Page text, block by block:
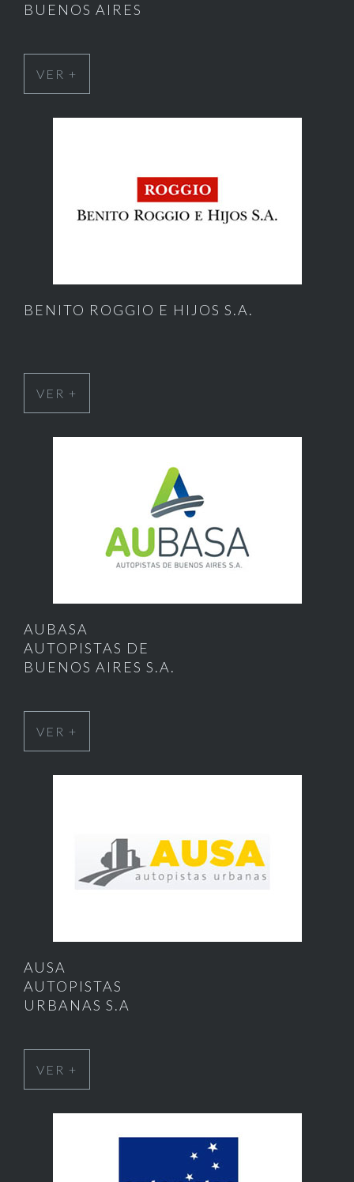
BUENOS AIRES
VER +
BENITO ROGGIO E HIJOS S.A.
VER +
AUBASA
AUTOPISTAS DE
BUENOS AIRES S.A.
VER +
AUSA
AUTOPISTAS
URBANAS S.A
VER +